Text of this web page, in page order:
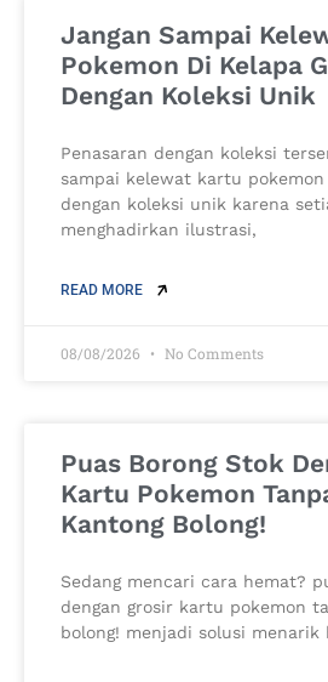
Jangan Sampai
Pokemon Di Kelapa
Dengan Koleksi Unik
Penasaran dengan koleksi
sampai kelewat kartu
dengan koleksi unik karena
menghadirkan ilustrasi,
READ MORE
08/08/2026 No Comments
Puas Borong Stok
Kartu Pokemon
Kantong Bolong!
Sedang mencari cara hemat?
dengan grosir kartu pokemon
bolong! menjadi solusi menarik